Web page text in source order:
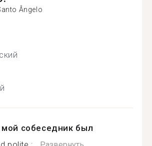
Ângelo
собеседник был